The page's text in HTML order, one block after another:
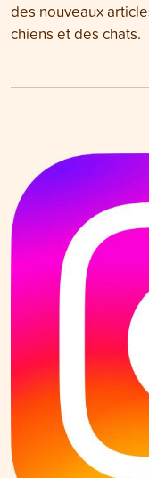
des nouveaux
chiens et des chats.